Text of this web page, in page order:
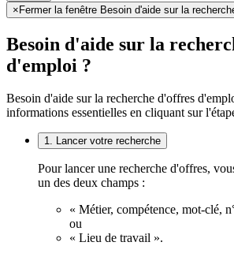
×Fermer la fenêtre Besoin d'aide sur la
Besoin d'aide sur la
d'emploi ?
Besoin d'aide sur la recherche d'offres
informations essentielles en cliquant sur
1. Lancer votre recherche
Pour lancer une recherche d'offres,
un des deux champs :
« Métier, compétence, mot-clé,
ou
« Lieu de travail ».